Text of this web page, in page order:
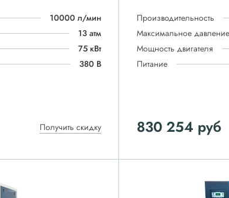
10000 л/мин
13 атм
75 кВт
380 В
Получить скидку
Производительность
Максимальное давление
Мощность двигателя
Питание
830 254 руб